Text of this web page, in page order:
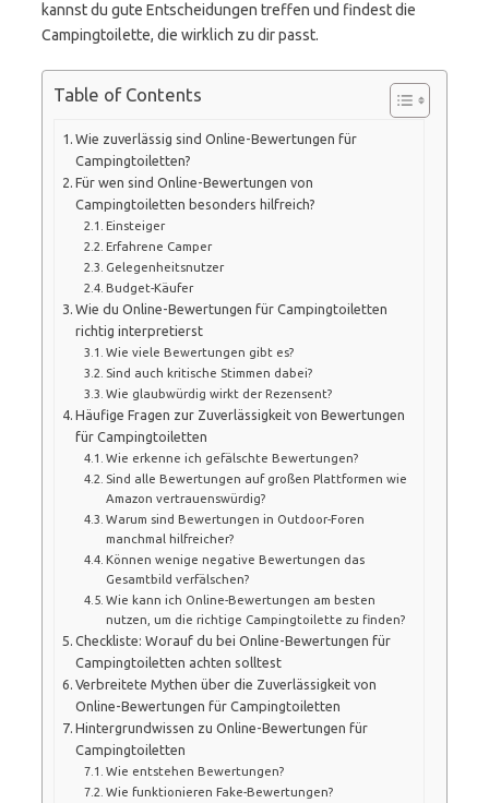
kannst du gute Entscheidungen treffen und findest die
Campingtoilette, die wirklich zu dir passt.
Table of Contents
Wie zuverlässig sind Online-Bewertungen für
Campingtoiletten?
Für wen sind Online-Bewertungen von
Campingtoiletten besonders hilfreich?
Einsteiger
Erfahrene Camper
Gelegenheitsnutzer
Budget-Käufer
Wie du Online-Bewertungen für Campingtoiletten
richtig interpretierst
Wie viele Bewertungen gibt es?
Sind auch kritische Stimmen dabei?
Wie glaubwürdig wirkt der Rezensent?
Häufige Fragen zur Zuverlässigkeit von Bewertungen
für Campingtoiletten
Wie erkenne ich gefälschte Bewertungen?
Sind alle Bewertungen auf großen Plattformen wie
Amazon vertrauenswürdig?
Warum sind Bewertungen in Outdoor-Foren
manchmal hilfreicher?
Können wenige negative Bewertungen das
Gesamtbild verfälschen?
Wie kann ich Online-Bewertungen am besten
nutzen, um die richtige Campingtoilette zu finden?
Checkliste: Worauf du bei Online-Bewertungen für
Campingtoiletten achten solltest
Verbreitete Mythen über die Zuverlässigkeit von
Online-Bewertungen für Campingtoiletten
Hintergrundwissen zu Online-Bewertungen für
Campingtoiletten
Wie entstehen Bewertungen?
Wie funktionieren Fake-Bewertungen?